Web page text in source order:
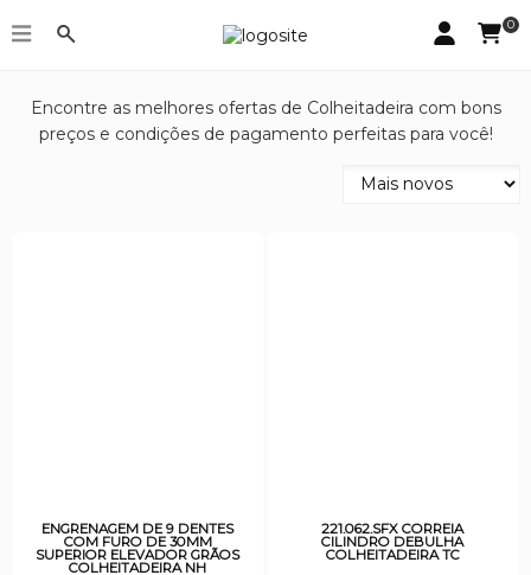
0
Colheitadeira
Encontre as melhores ofertas de Colheitadeira com bons
preços e condições de pagamento perfeitas para você!
ENGRENAGEM DE 9 DENTES
COM FURO DE 30MM
SUPERIOR ELEVADOR GRÃOS
COLHEITADEIRA NH
221.062.SFX CORREIA
CILINDRO DEBULHA
COLHEITADEIRA TC